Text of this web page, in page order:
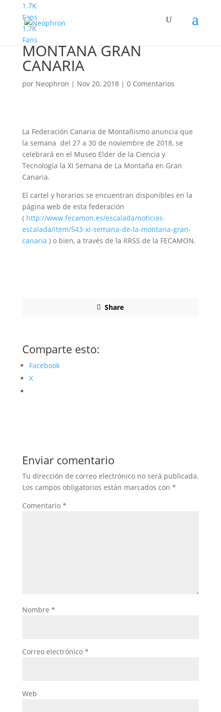
1.7K
Fans
1.7K
Fans
XI SEMANA DE LA
MONTAÑA GRAN
CANARIA
por Neophron | Nov 20, 2018| 0 Comentarios
La Federación Canaria de Montañismo anuncia que
la semana del 27 a 30 de noviembre de 2018, se
celebrará en el Museo Elder de la Ciencia y
Tecnología la XI Semana de La Montaña en Gran
Canaria.
El cartel y horarios se encuentran disponibles en la
página web de esta federación
( http://www.fecamon.es/escalada/noticias-
escalada/item/543-xi-semana-de-la-montana-gran-
canaria ) o bien, a través de la RRSS de la FECAMON.
Share
Comparte esto:
Facebook
X
Enviar comentario
Tu dirección de correo electrónico no será publicada.
Los campos obligatorios están marcados con *
Comentario *
Nombre *
Correo electrónico *
Web